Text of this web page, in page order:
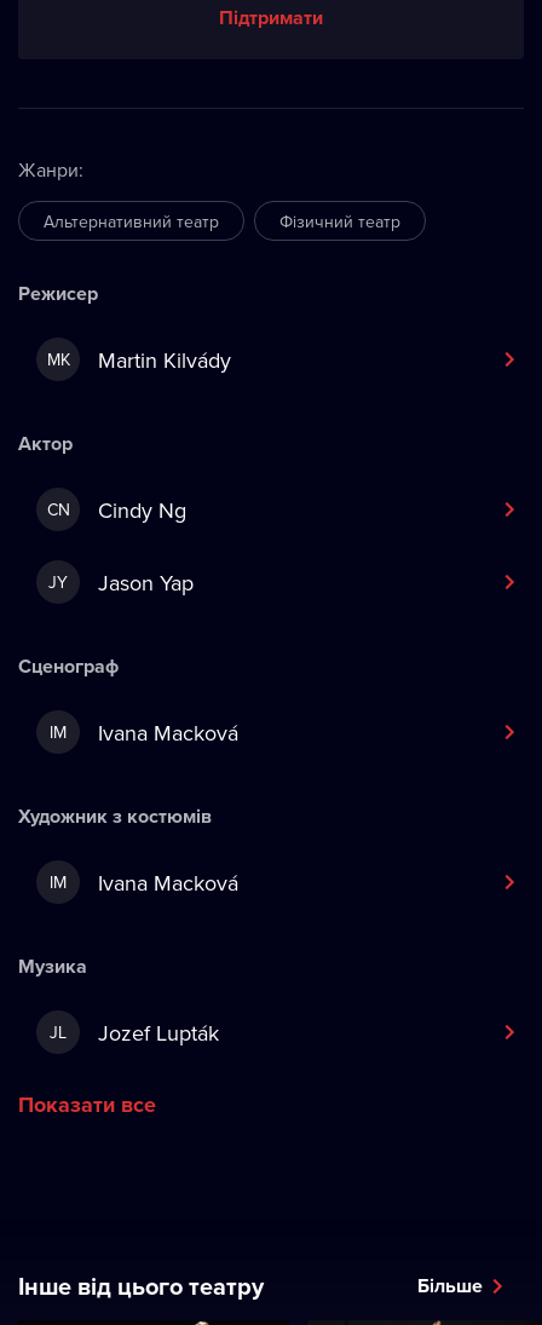
Підтримати
Жанри:
Альтернативний театр Фізичний театр
Режисер
MK Martin Kilvády
Актор
CN Cindy Ng
JY Jason Yap
Сценограф
IM Ivana Macková
Художник з костюмів
IM Ivana Macková
Музика
JL Jozef Lupták
Показати все
Інше від цього театру Більше